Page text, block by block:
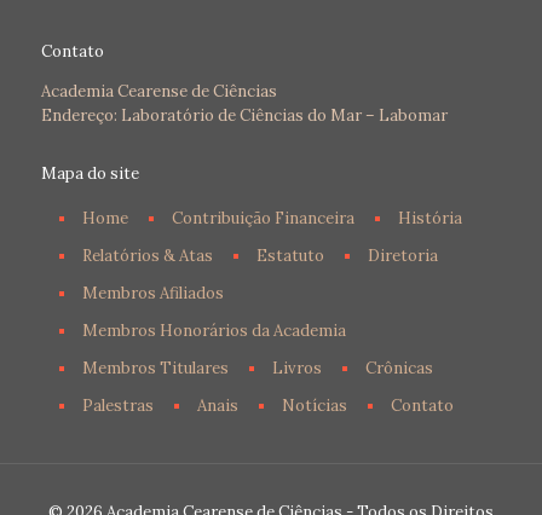
Contato
Academia Cearense de Ciências
Endereço: Laboratório de Ciências do Mar – Labomar
Mapa do site
Home Contribuição Financeira
História
Relatórios & Atas
Estatuto
Diretoria
Membros Afiliados
Membros Honorários da Academia
Membros Titulares
Livros
Crônicas
Palestras
Anais Notícias Contato